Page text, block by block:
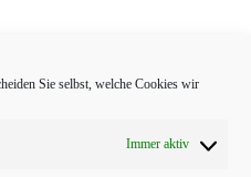
Sie selbst, welche Cookies wir
Immer aktiv